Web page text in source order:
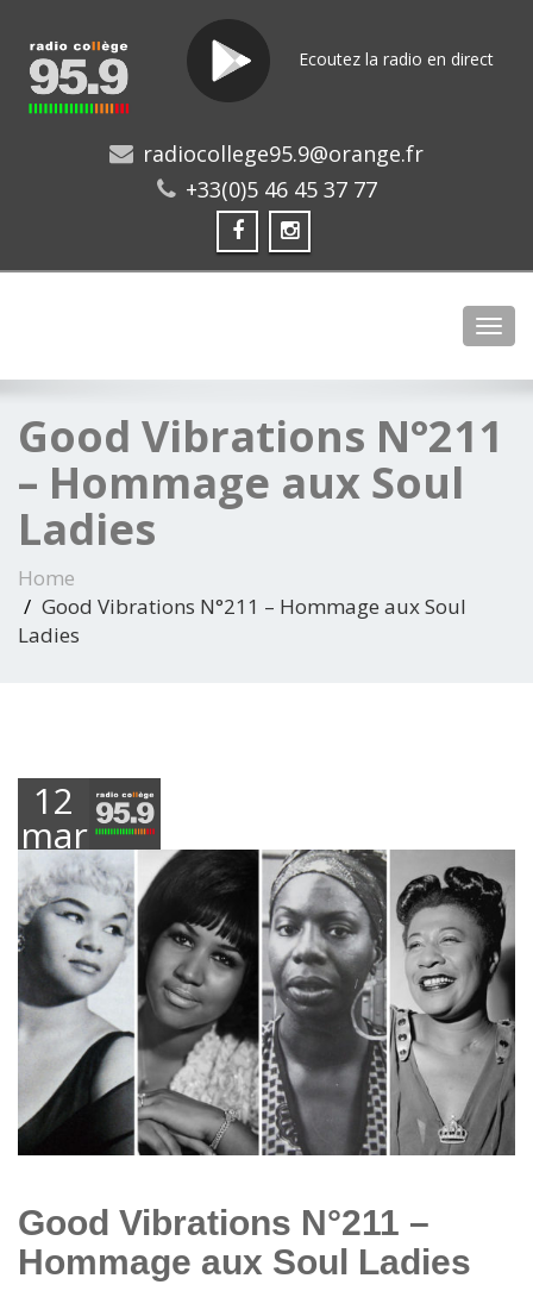
Ecoutez la radio en direct
radiocollege95.9@orange.fr
+33(0)5 46 45 37 77
Good Vibrations N°211
– Hommage aux Soul
Ladies
Home
Good Vibrations N°211 – Hommage aux Soul
Ladies
12
mars
2021
Good Vibrations N°211 –
Hommage aux Soul Ladies